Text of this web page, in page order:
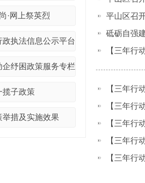
·网上祭英烈
政执法信息公示平台
企纾困政策服务专栏
揽子政策
举措及实施效果
平山区召
砥砺自强
【三年行
【三年行
【三年行
【三年行
【三年行
担…
【三年